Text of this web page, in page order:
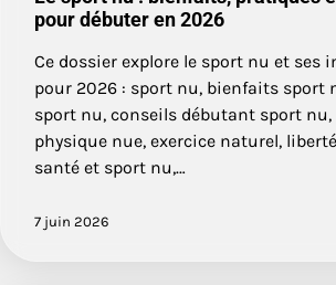
pour débuter en 2026
Ce dossier explore le sport nu et ses
pour 2026 : sport nu, bienfaits sport
sport nu, conseils débutant sport
physique nue, exercice naturel,
santé et sport nu,…
7 juin 2026